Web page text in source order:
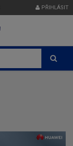
PŘIHLÁSIT